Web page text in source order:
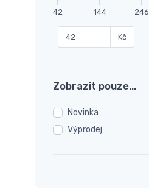
42 144 246
Kč
Zobrazit pouze...
Novinka
Výprodej